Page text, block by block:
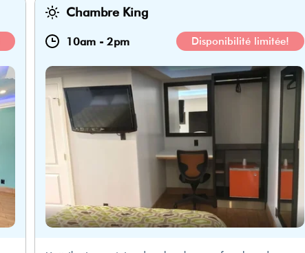
Chambre King
10am - 2pm Disponibilité limitée!